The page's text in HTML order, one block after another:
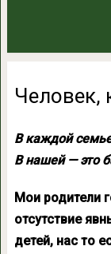
Человек,
В каждой
В нашей — это
Мои родители
отсутствие
детей, нас то